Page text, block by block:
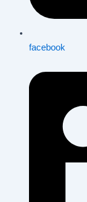
facebook